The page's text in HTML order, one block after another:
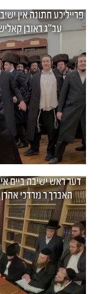
פרייליכע חתונה אין
עב"ג ראובן
דער ראש ישיבה ביים
האברך ר מרדכי